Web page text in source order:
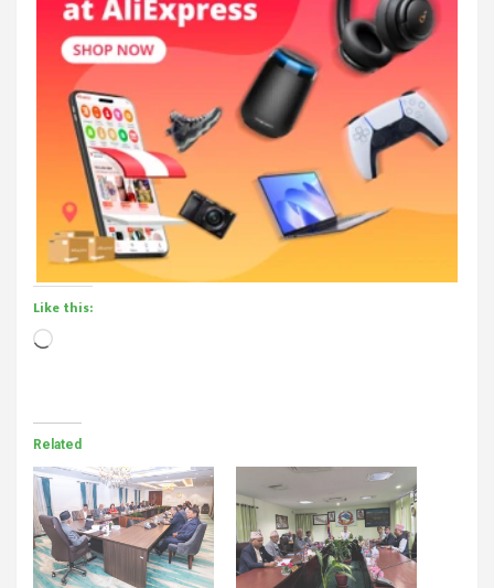
Like this:
Loading…
Related